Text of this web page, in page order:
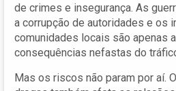
de crimes e insegurança. As
a corrupção de autoridades e os
comunidades locais são apenas
consequências nefastas do
Mas os riscos não param por aí.